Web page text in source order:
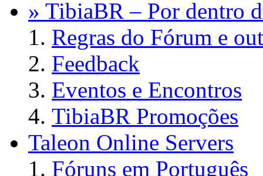
» TibiaBR – Por dentro
Regras do Fórum e
Feedback
Eventos e Encontros
TibiaBR Promoções
Taleon Online Servers
Fóruns em Português